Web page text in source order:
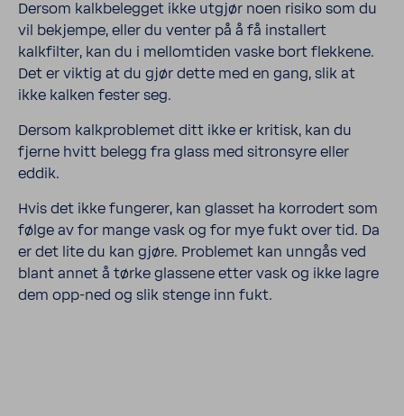
Dersom kalkbelegget ikke utgjør noen risiko som du
vil bekjempe, eller du venter på å få installert
kalkfilter, kan du i mellomtiden vaske bort flekkene.
Det er viktig at du gjør dette med en gang, slik at
ikke kalken fester seg.
Dersom kalkproblemet ditt ikke er kritisk, kan du
fjerne hvitt belegg fra glass med sitronsyre eller
eddik.
Hvis det ikke fungerer, kan glasset ha korrodert som
følge av for mange vask og for mye fukt over tid. Da
er det lite du kan gjøre. Problemet kan unngås ved
blant annet å tørke glassene etter vask og ikke lagre
dem opp-ned og slik stenge inn fukt.